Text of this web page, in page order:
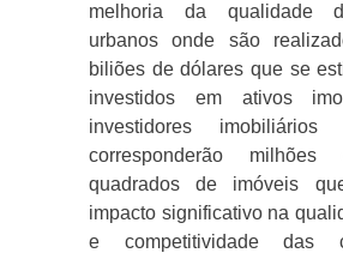
melhoria da qualidade
urbanos onde são
biliões de dólares que se
investidos em ativos
investidores
corresponderão
quadrados de imóveis
impacto significativo na
e competitividade das